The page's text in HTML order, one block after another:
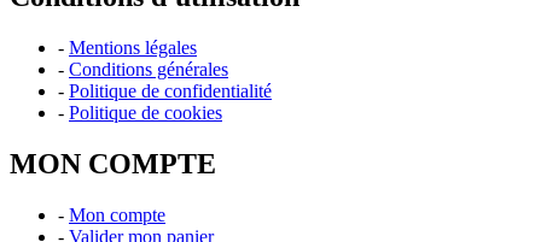
- Mentions légales
- Conditions générales
- Politique de confidentialité
- Politique de cookies
MON COMPTE
- Mon compte
- Valider mon panier